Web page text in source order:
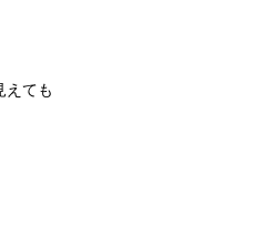
えても